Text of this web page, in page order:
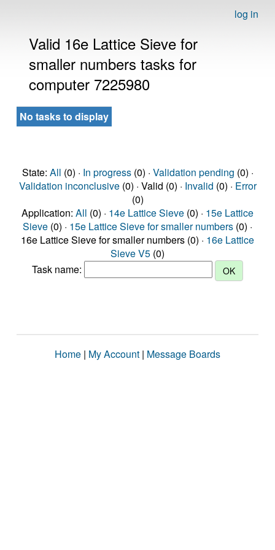
log in
Valid 16e Lattice Sieve for
smaller numbers tasks for
computer 7225980
No tasks to display
State: All (0) · In progress(0) · Validation pending (0) ·
Validation inconclusive(0) · Valid (0) · Invalid (0) · Error
(0)
Application: All (0) · 14e Lattice Sieve (0) · 15e Lattice
Sieve (0) · 15e Lattice Sieve for smaller numbers (0) ·
16e Lattice Sieve for smaller numbers (0) · 16e Lattice
Sieve V5 (0)
Task name:
Home | My Account | Message Boards